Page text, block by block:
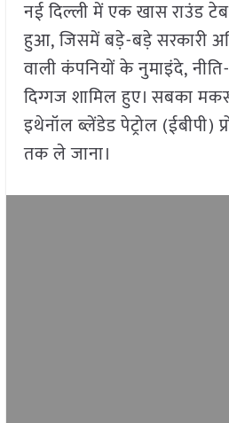
नई दिल्ली में एक खास राउंड
हुआ, जिसमें बड़े-बड़े सरकारी
वाली कंपनियों के नुमाइंदे,
दिग्गज शामिल हुए। सबका
इथेनॉल ब्लेंडेड पेट्रोल (ईबीपी)
तक ले जाना।